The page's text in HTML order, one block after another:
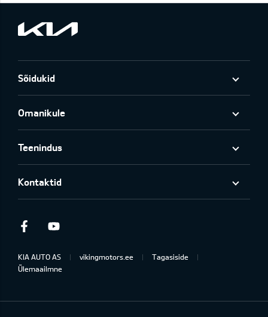
Sõidukid
Omanikule
Teenindus
Kontaktid
Facebook
KIA AUTO AS vikingmotors.ee
Tagasiside
Ülemaailmne